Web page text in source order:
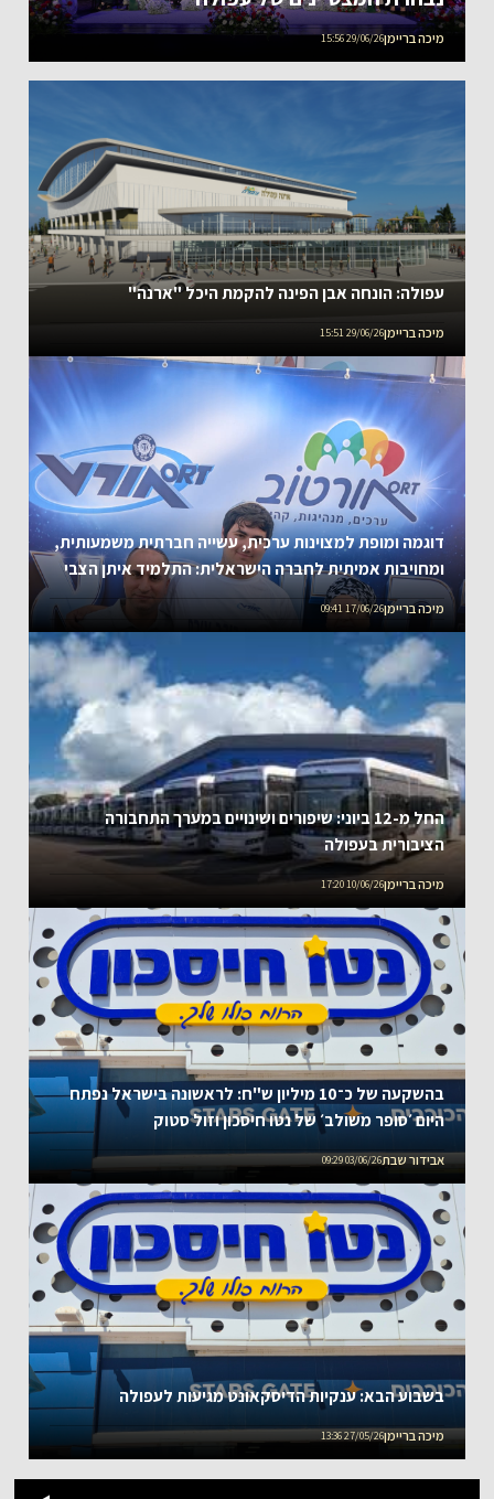
מיכה בריימן29/06/26 15:56
עפולה: הונחה אבן הפינה להקמת היכל "ארנה"
מיכה בריימן29/06/26 15:51
דוגמה ומופת למצוינות ערכית, עשייה חברתית משמעותית,
ומחויבות אמיתית לחברה הישראלית: התלמיד איתן הצבי
מקריית החינוך אורט יהודה בעפולה נבחר לאחד ממאה
כוכבי אורט ברמה הארצית
מיכה בריימן17/06/26 09:41
החל מ-12 ביוני: שיפורים ושינויים במערך התחבורה
הציבורית בעפולה
מיכה בריימן10/06/26 17:20
בהשקעה של כ־10 מיליון ש"ח: לראשונה בישראל נפתח
היום ׳סופר משולב׳ של נטו חיסכון וזול סטוק
אבידור שבת03/06/26 09:29
בשבוע הבא: ענקיות הדיסקאונט מגיעות לעפולה
מיכה בריימן27/05/26 13:36